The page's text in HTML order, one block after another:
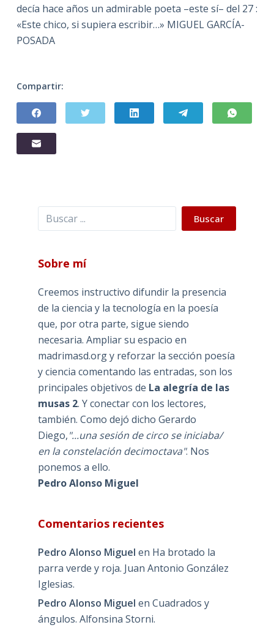
decía hace años un admirable poeta –este sí– del 27 :
«Este chico, si supiera escribir…» MIGUEL GARCÍA-
POSADA
Compartir:
Buscar Buscar
Sobre mí
Creemos instructivo difundir la presencia
de la ciencia y la tecnología en la poesía
que, por otra parte, sigue siendo
necesaria. Ampliar su espacio en
madrimasd.org y reforzar la sección poesía
y ciencia comentando las entradas, son los
principales objetivos de La alegría de las
musas 2. Y conectar con los lectores,
también. Como dejó dicho Gerardo
Diego,"...una sesión de circo se iniciaba/
en la constelación decimoctava". Nos
ponemos a ello.
Pedro Alonso Miguel
Comentarios recientes
Pedro Alonso Miguel en Ha brotado la
parra verde y roja. Juan Antonio González
Iglesias.
Pedro Alonso Miguel en Cuadrados y
ángulos. Alfonsina Storni.